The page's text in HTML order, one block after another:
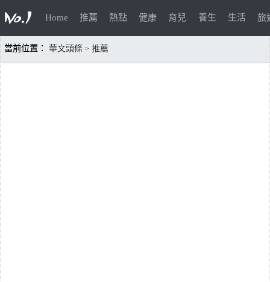
Home 推薦 熱點 健康 育兒 養生 生活 旅
當前位置： 華文頭條 > 推薦